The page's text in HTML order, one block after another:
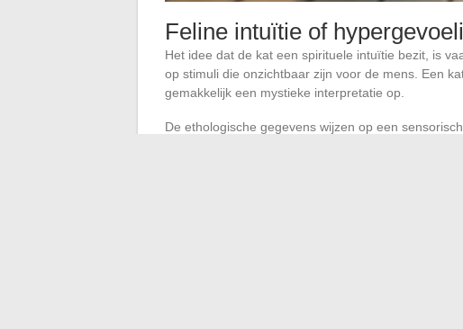
Feline intuïtie of
Het idee dat de kat een spirituele intuïtie bezit, is
op stimuli die onzichtbaar zijn voor de mens. Een
gemakkelijk een mystieke interpretatie op.
De ethologische gegevens wijzen op een